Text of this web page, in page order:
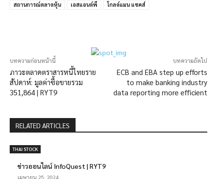
สถานการณ์ตลาดหุ้น
เอสแอนด์พี โกลด์แมน แซคส์
บทความก่อนหน้านี้
ภาวะตลาดตราสารหนี้ไทยราย
สัปดาห์: มูลค่าซื้อขายรวม
351,864 | RYT9
บทความถัดไป
ECB and EBA step up efforts
to make banking industry
data reporting more efficient
RELATED ARTICLES
THAI STOCK
ข่าวออนไลน์ InfoQuest | RYT9
เมษายน 25, 2024